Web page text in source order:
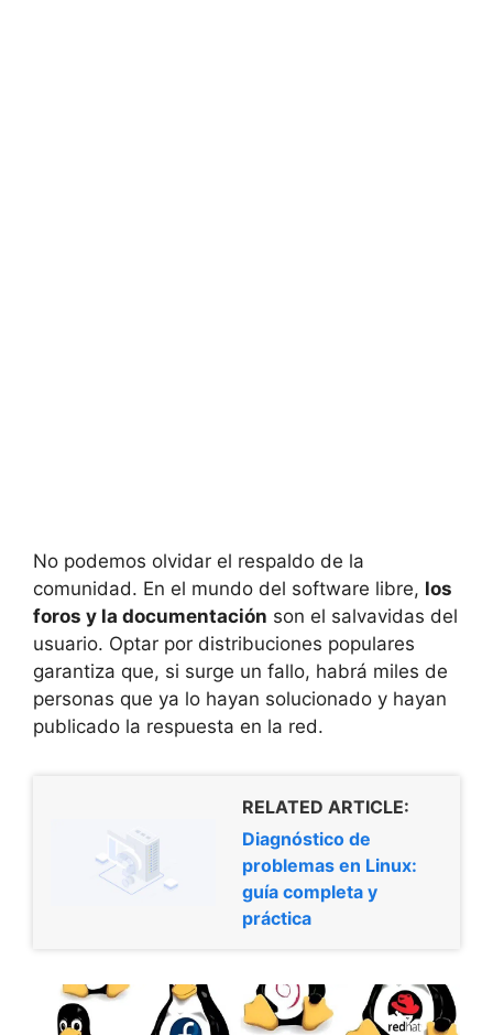
No podemos olvidar el respaldo de la
comunidad. En el mundo del software libre, los
foros y la documentación son el salvavidas del
usuario. Optar por distribuciones populares
garantiza que, si surge un fallo, habrá miles de
personas que ya lo hayan solucionado y hayan
publicado la respuesta en la red.
RELATED ARTICLE:
Diagnóstico de
problemas en Linux:
guía completa y
práctica